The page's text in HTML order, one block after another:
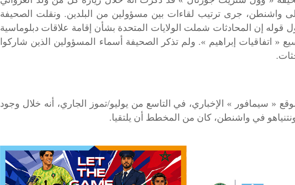
إلى واشنطن، جرى ترتيب لقاءات بين مسؤولين من البلدين. ونقلت الصحيفة
إن المحادثات شملت الولايات المتحدة بشأن إقامة علاقات دبلوماسية
« اتفاقيات إبراهيم ». ولم تذكر الصحيفة أسماء المسؤولين الذين شاركوا
« سيمافور » الإخباري، في التاسع من يوليو/تموز الجاري، أنه خلال وجود
ونتنياهو في واشنطن، كان من المخطط أن يلتقيا.